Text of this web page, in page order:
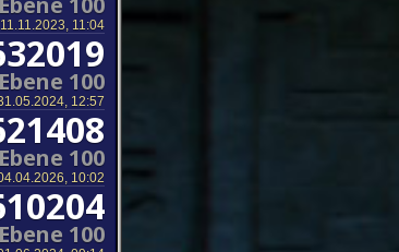
11.11.2023, 11:04
Ebene 100
12:57
Ebene 100
10:02
Ebene 100